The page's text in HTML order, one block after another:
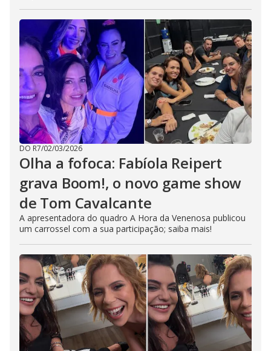
DO R7/02/03/2026
Olha a fofoca: Fabíola Reipert
grava Boom!, o novo game show
de Tom Cavalcante
A apresentadora do quadro A Hora da Venenosa publicou
um carrossel com a sua participação; saiba mais!